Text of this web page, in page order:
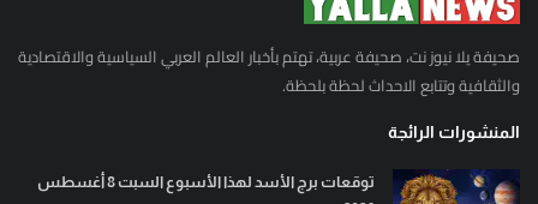
صحيفة يلا نيوز نت، صحيفة عربية، تهتم بأخبار العالم العربي السياسية والاقتصادية
والثقافية وتتابع الاحداث لحظة بلحظة.
المنشورات الرائجة
توقعات برج الأسد لهذا الأسبوع السبت 8 أغسطس